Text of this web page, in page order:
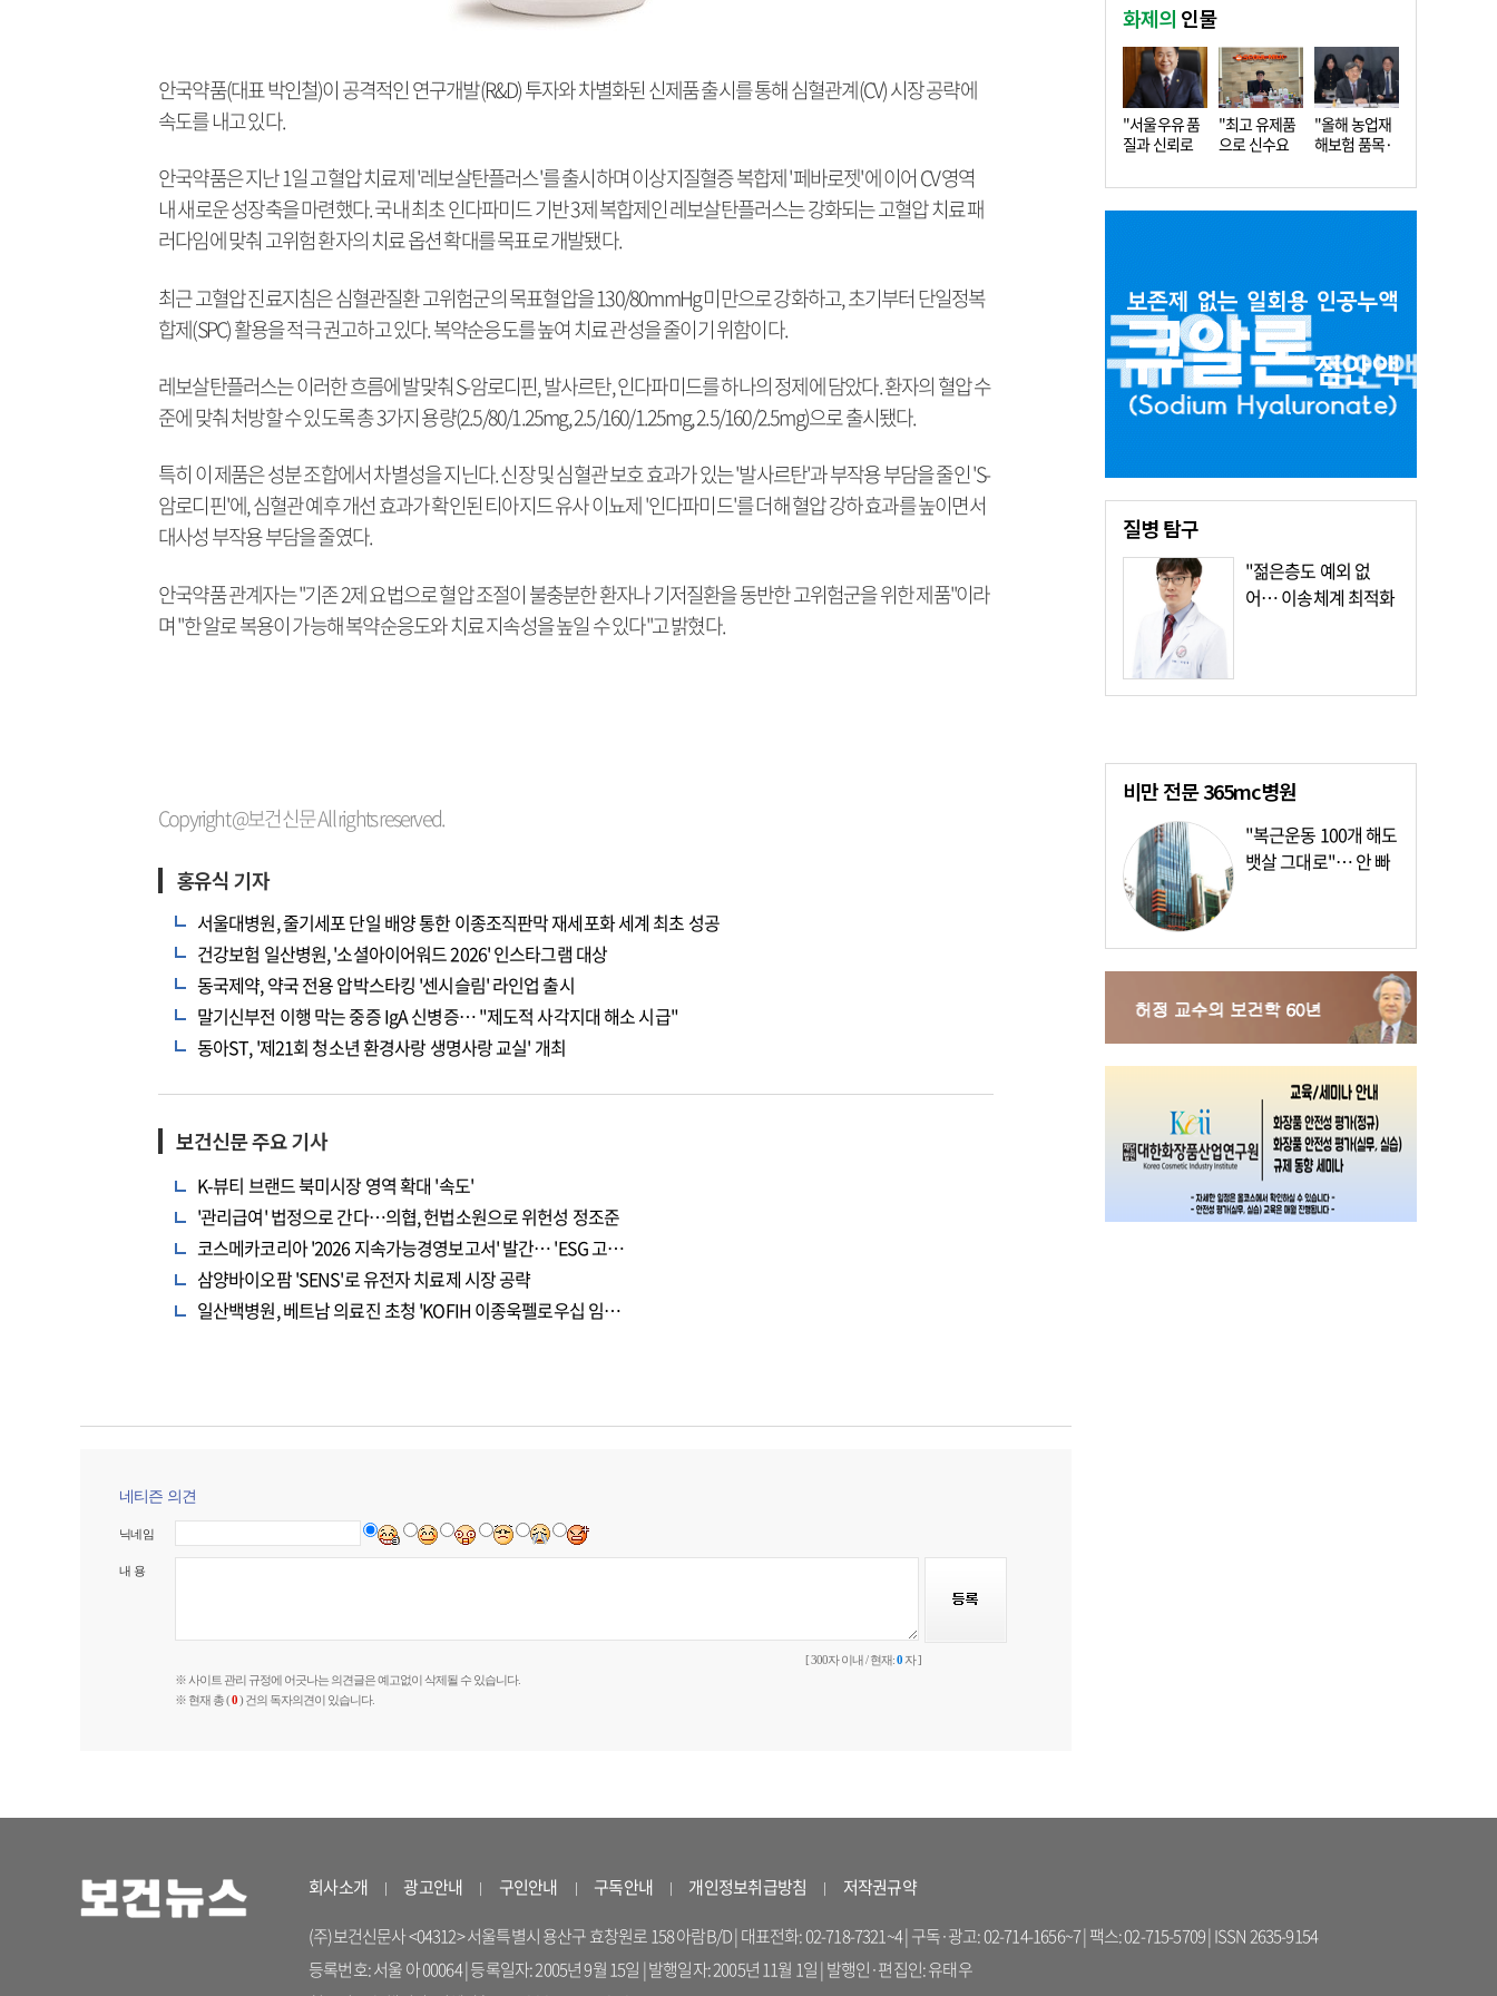
안국약품(대표 박인철)이 공격적인 연구개발(R&D) 투자와 차별화된 신제품 출시를 통해 심혈관계(CV) 시장 공략에
속도를 내고 있다.
안국약품은 지난 1일 고혈압 치료제 '레보살탄플러스'를 출시하며 이상지질혈증 복합제 '페바로젯'에 이어 CV 영역
내 새로운 성장축을 마련했다. 국내 최초 인다파미드 기반 3제 복합제인 레보살탄플러스는 강화되는 고혈압 치료 패
러다임에 맞춰 고위험 환자의 치료 옵션 확대를 목표로 개발됐다.
최근 고혈압 진료지침은 심혈관질환 고위험군의 목표혈압을 130/80mmHg 미만으로 강화하고, 초기부터 단일정복
합제(SPC) 활용을 적극 권고하고 있다. 복약순응도를 높여 치료 관성을 줄이기 위함이다.
레보살탄플러스는 이러한 흐름에 발맞춰 S-암로디핀, 발사르탄, 인다파미드를 하나의 정제에 담았다. 환자의 혈압 수
준에 맞춰 처방할 수 있도록 총 3가지 용량(2.5/80/1.25mg, 2.5/160/1.25mg, 2.5/160/2.5mg)으로 출시됐다.
특히 이 제품은 성분 조합에서 차별성을 지닌다. 신장 및 심혈관 보호 효과가 있는 '발사르탄'과 부작용 부담을 줄인 'S-
암로디핀'에, 심혈관 예후 개선 효과가 확인된 티아지드 유사 이뇨제 '인다파미드'를 더해 혈압 강하 효과를 높이면서
대사성 부작용 부담을 줄였다.
안국약품 관계자는 "기존 2제 요법으로 혈압 조절이 불충분한 환자나 기저질환을 동반한 고위험군을 위한 제품"이라
며 "한 알로 복용이 가능해 복약순응도와 치료 지속성을 높일 수 있다"고 밝혔다.
Copyright @보건신문 All rights reserved.
홍유식 기자
서울대병원, 줄기세포 단일 배양 통한 이종조직판막 재세포화 세계 최초 성공
건강보험 일산병원, '소셜아이어워드 2026' 인스타그램 대상
동국제약, 약국 전용 압박스타킹 '센시슬림' 라인업 출시
말기신부전 이행 막는 중증 IgA 신병증… "제도적 사각지대 해소 시급"
동아ST, '제21회 청소년 환경사랑 생명사랑 교실' 개최
보건신문 주요 기사
K-뷰티 브랜드 북미시장 영역 확대 '속도'
'관리급여' 법정으로 간다…의협, 헌법소원으로 위헌성 정조준
코스메카코리아 '2026 지속가능경영보고서' 발간… 'ESG 고…
삼양바이오팜 'SENS'로 유전자 치료제 시장 공략
일산백병원, 베트남 의료진 초청 'KOFIH 이종욱펠로우십 임…
네티즌 의견
닉네임
내 용
[ 300자 이내 / 현재:0 자 ]
※ 사이트 관리 규정에 어긋나는 의견글은 예고없이 삭제될 수 있습니다.
※ 현재 총 (0) 건의 독자의견이 있습니다.
화제의 인물
"서울우유 품
질과 신뢰로
"최고 유제품
으로 신수요
"올해 농업재
해보험 품목·
질병탐구
"젊은층도 예외 없
어… 이송체계 최적화
비만 전문365mc병원
"복근운동 100개 해도
뱃살 그대로"… 안 빠
회사소개 광고안내 구인안내 구독안내 개인정보취급방침
저작권규약
(주)보건신문사 <04312> 서울특별시 용산구 효창원로 158 아람B/D | 대표전화: 02-718-7321~4 | 구독·광고: 02-714-1656~7 | 팩스: 02-715-5709 | ISSN 2635-9154
등록번호: 서울 아 00064 | 등록일자: 2005년 9월 15일 | 발행일자: 2005년 11월 1일 | 발행인·편집인: 유태우